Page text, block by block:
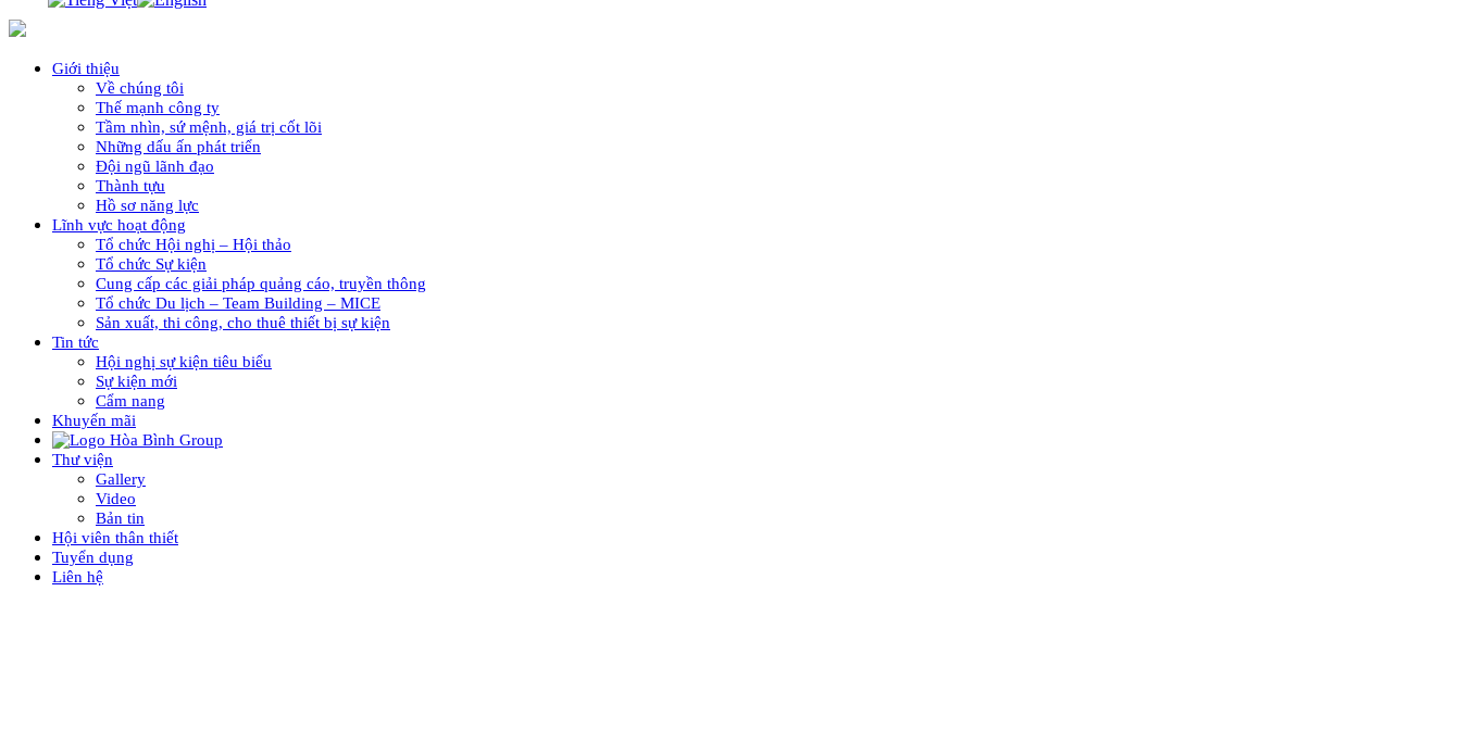
Giới thiệu
Về chúng tôi
Thế mạnh công ty
Tầm nhìn, sứ mệnh, giá trị cốt lõi
Những dấu ấn phát triển
Đội ngũ lãnh đạo
Thành tựu
Hồ sơ năng lực
Lĩnh vực hoạt động
Tổ chức Hội nghị – Hội thảo
Tổ chức Sự kiện
Cung cấp các giải pháp quảng cáo, truyền thông
Tổ chức Du lịch – Team Building – MICE
Sản xuất, thi công, cho thuê thiết bị sự kiện
Tin tức
Hội nghị sự kiện tiêu biểu
Sự kiện mới
Cẩm nang
Khuyến mãi
Thư viện
Gallery
Video
Bản tin
Hội viên thân thiết
Tuyển dụng
Liên hệ